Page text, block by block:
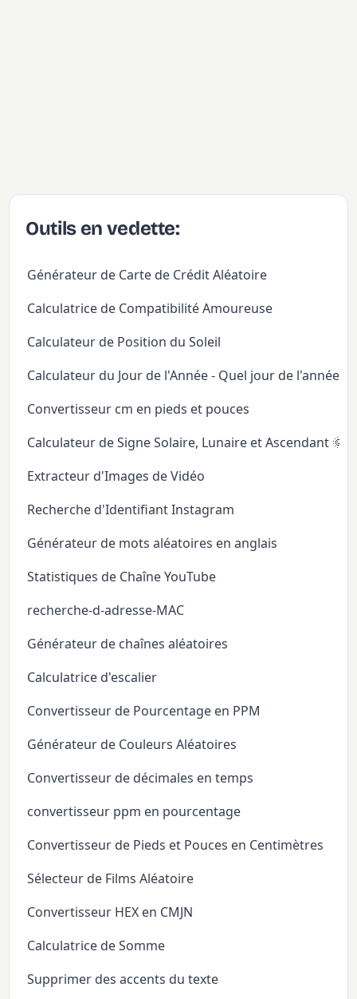
Outils en vedette:
Générateur de Carte de Crédit Aléatoire
Calculatrice de Compatibilité Amoureuse
Calculateur de Position du Soleil
Calculateur du Jour de l'Année - Quel jour de l'année
Convertisseur cm en pieds et pouces
Calculateur de Signe Solaire, Lunaire et Ascendant
Extracteur d'Images de Vidéo
Recherche d'Identifiant Instagram
Générateur de mots aléatoires en anglais
Statistiques de Chaîne YouTube
recherche-d-adresse-MAC
Générateur de chaînes aléatoires
Calculatrice d'escalier
Convertisseur de Pourcentage en PPM
Générateur de Couleurs Aléatoires
Convertisseur de décimales en temps
convertisseur ppm en pourcentage
Convertisseur de Pieds et Pouces en Centimètres
Sélecteur de Films Aléatoire
Convertisseur HEX en CMJN
Calculatrice de Somme
Supprimer des accents du texte